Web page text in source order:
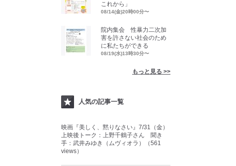
これから」
08/14(金)20時00分〜
院内集会 性暴力二次加
害を許さない社会のため
に私たちができる
08/19(水)13時30分〜
もっと見る >>
人気の記事一覧
映画『美しく、黙りなさい』7/31（金）
上映後トーク：上野千鶴子さん 聞き
手：武井みゆき（ムヴィオラ）（561
views）